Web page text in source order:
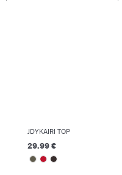
JDYKAIRI TOP
29.99 €